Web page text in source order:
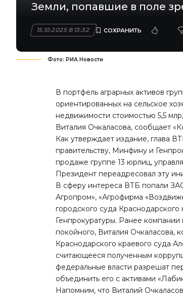
Земли, попавшие в поле
15.10.2025 В 13:32
Фото: РИА Новости
В портфель аграрных активов
ориентированных на сельское
недвижимости стоимостью 5,5
Виталия Очкаласова, сообщает
Как утверждает издание, глава
правительству, Минфину и
продаже группе 13 юрлиц,
Президент переадресовал эту
В сферу интереса ВТБ попали
Агропром», «Агрофирма
городского суда
Генпрокуратуры. Ранее
покойного, Виталия Очкаласова,
Краснодарского краевого суда
считающееся полученным
федеральные власти разрешат
объединить его с активами
Напомним, что Виталий